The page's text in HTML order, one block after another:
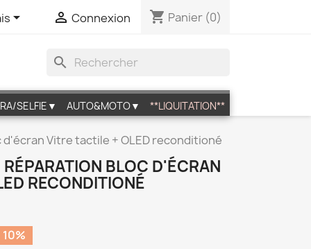
  Connexion shopping_cart Panier (0)
search
SELFIE▼ AUTO&MOTO▼ **LIQUITATION**
d'écran Vitre tactile + OLED reconditioné
BLOC D'ÉCRAN
RECONDITIONÉ